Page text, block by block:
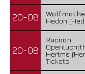
20-08
Hedon
20-08
Racoon
Hertme
Tickets